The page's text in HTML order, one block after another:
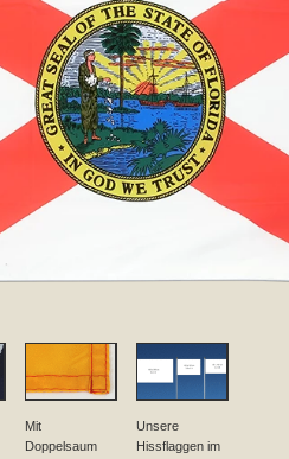
Mit
Doppelsaum
Unsere
Hissflaggen im